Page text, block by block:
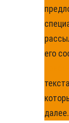
его
далее.